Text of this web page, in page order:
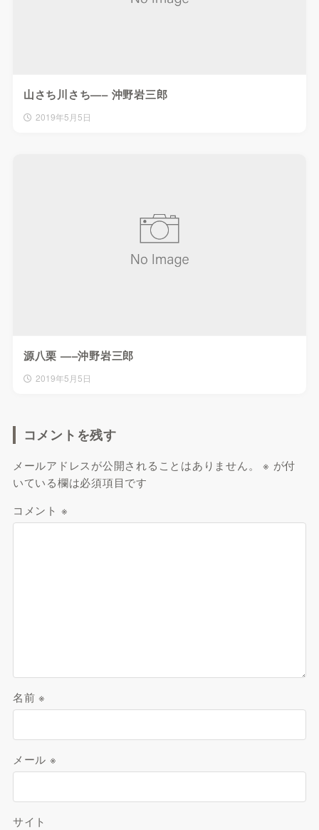
山さち川さち—– 沖野岩三郎
2019年5月5日
源八栗 —–沖野岩三郎
2019年5月5日
コメントを残す
メールアドレスが公開されることはありません。 ※ が付
いている欄は必須項目です
コメント ※
名前※
メール ※
サイト